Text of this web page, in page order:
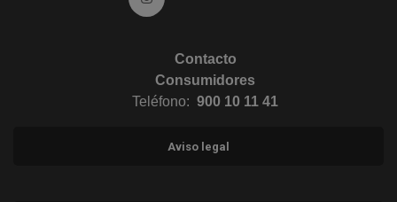
Contacto
Consumidores
Teléfono: 900 10 11 41
Aviso legal